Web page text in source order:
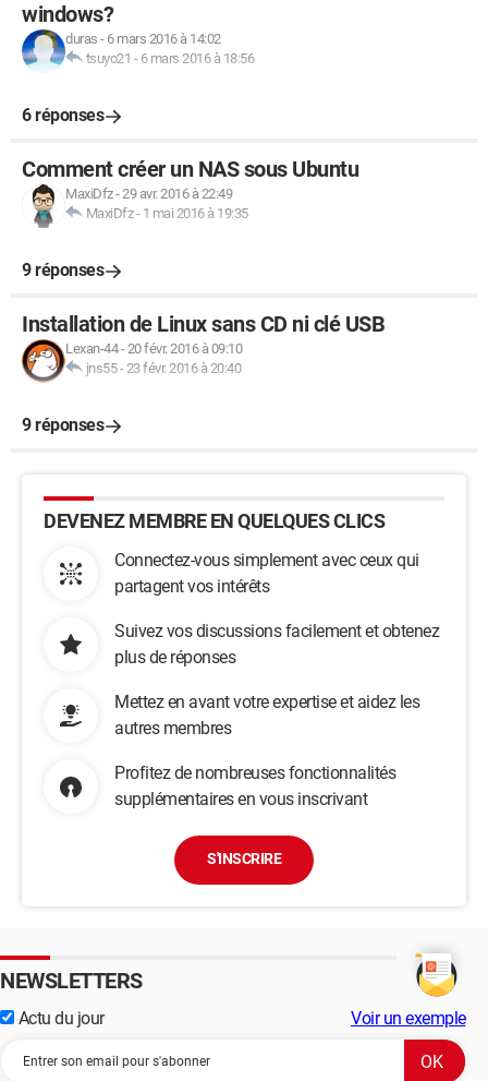
windows?
duras - 6 mars 2016 à 14:02
tsuyo21 - 6 mars 2016 à 18:56
6 réponses
Comment créer un NAS sous Ubuntu
MaxiDfz-29 avr. 2016 à 22:49
MaxiDfz- 1 mai 2016 à 19:35
9 réponses
Installation de Linux sans CD ni clé USB
Lexan-44-20 févr. 2016 à 09:10
jns55-23 févr. 2016 à 20:40
9 réponses
DEVENEZ MEMBRE EN QUELQUES CLICS
Connectez-vous simplement avec ceux qui
partagent vos intérêts
Suivez vos discussions facilement et obtenez
plus de réponses
Mettez en avant votre expertise et aidez les
autres membres
Profitez de nombreuses fonctionnalités
supplémentaires en vous inscrivant
S'INSCRIRE
NEWSLETTERS
Actu du jour Voir un exemple